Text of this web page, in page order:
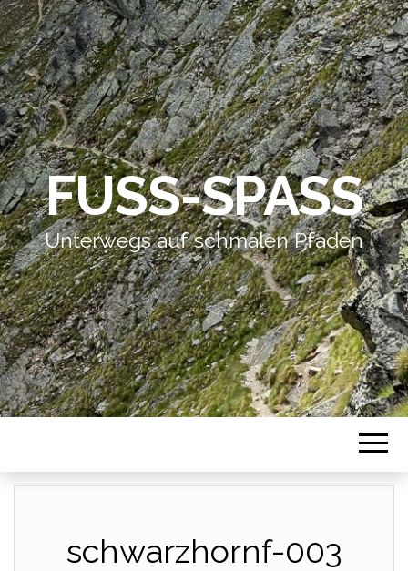
FUSS-SPASS
Unterwegs auf schmalen Pfaden
schwarzhornf-003